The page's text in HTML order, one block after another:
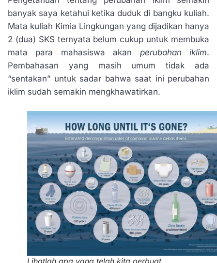
banyak saya ketahui ketika duduk di bangku kuliah.
Mata kuliah Kimia Lingkungan yang dijadikan hanya
2 (dua) SKS ternyata belum cukup untuk membuka
mata para mahasiswa akan perubahan iklim.
Pembahasan yang masih umum tidak ada
“sentakan” untuk sadar bahwa saat ini perubahan
iklim sudah semakin mengkhawatirkan.